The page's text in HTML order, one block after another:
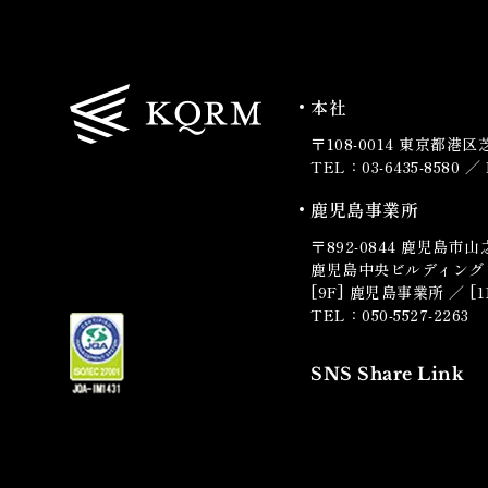
本社
〒108-0014 東京都港区
TEL：03-6435-8580 ／
鹿児島事業所
〒892-0844 鹿児島市山
鹿児島中央ビルディング
[9F] 鹿児島事業所 ／
TEL：050-5527-2263
SNS Share Link